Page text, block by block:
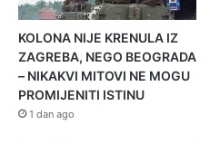
KOLONA NIJE KRENULA IZ
ZAGREBA, NEGO BEOGRADA
– NIKAKVI MITOVI NE MOGU
PROMIJENITI ISTINU
1 dan ago